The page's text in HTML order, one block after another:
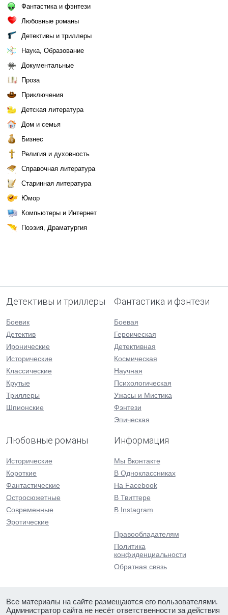
Фантастика и фэнтези
Любовные романы
Детективы и триллеры
Наука, Образование
Документальные
Проза
Приключения
Детская литература
Дом и семья
Бизнес
Религия и духовность
Справочная литература
Старинная литература
Юмор
Компьютеры и Интернет
Поэзия, Драматургия
Детективы и триллеры
Боевик
Детектив
Иронические
Исторические
Классические
Крутые
Триллеры
Шпионские
Фантастика и фэнтези
Боевая
Героическая
Детективная
Космическая
Научная
Психологическая
Ужасы и Мистика
Фэнтези
Эпическая
Любовные романы
Исторические
Короткие
Фантастические
Остросюжетные
Современные
Эротические
Информация
Мы Вконтакте
В Одноклассниках
На Facebook
В Твиттере
В Instagram
Правообладателям
Политика
конфиденциальности
Обратная связь
Все материалы на сайте размещаются его пользователями.
Администратор сайта не несёт ответственности за действия